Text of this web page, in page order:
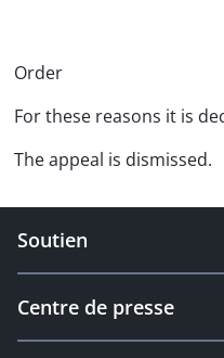
Order
For these reasons it is
The appeal is dismissed.
Soutien
Centre de presse